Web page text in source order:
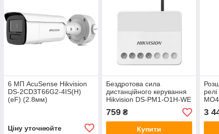
6 МП AcuSense Hikvision
DS-2CD3T66G2-4IS(H)
(eF) (2.8мм)
Ціну уточнюйте
Бездротова сила
дистанційного керування
Hikvision DS-PM1-O1H-WE
759₴
Купити
3